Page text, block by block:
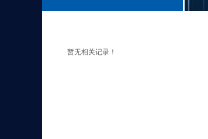
暂无相关记录！